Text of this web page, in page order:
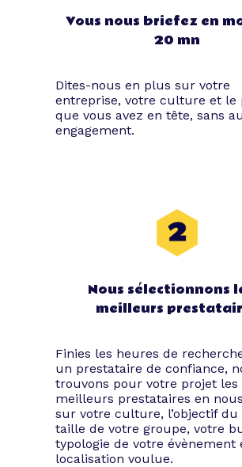
Vous nous briefez en
20 mn
Dites-nous en plus sur votre
entreprise, votre culture et le
que vous avez en tête, sans
engagement.
Nous sélectionnons
meilleurs
Finies les heures de
un prestataire de confiance,
trouvons pour votre projet les
meilleurs prestataires en
sur votre culture, l’objectif du
taille de votre groupe, votre
typologie de votre évènement
localisation voulue.